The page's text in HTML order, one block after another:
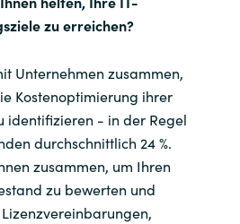
zu erreichen?
Unternehmen zusammen,
Kostenoptimierung ihrer
identifizieren - in der Regel
durchschnittlich 24 %.
zusammen, um Ihren
zu bewerten und